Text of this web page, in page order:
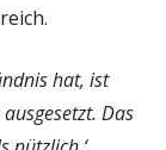
hat, ist
Das